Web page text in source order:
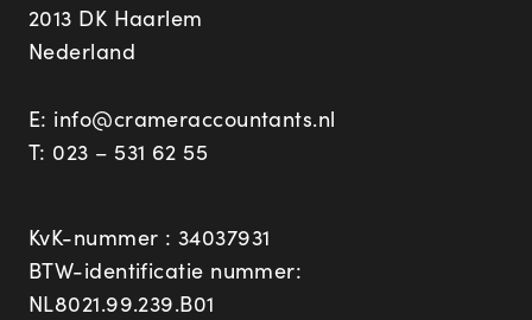
2013 DK Haarlem
Nederland
E: info@crameraccountants.nl
T: 023 – 531 62 55
KvK-nummer : 34037931
BTW-identificatie nummer:
NL8021.99.239.B01